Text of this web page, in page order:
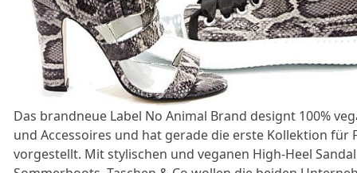
Das brandneue Label No Animal Brand designt 100%
und Accessoires und hat gerade die erste Kollektion für
vorgestellt. Mit stylischen und veganen High-Heel